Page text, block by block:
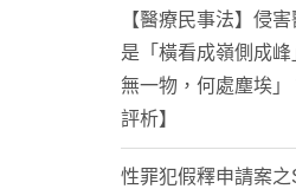
【醫療民事法】侵
是「橫看成嶺側成
無一物，何處塵埃
評析】
性罪犯假釋申請案